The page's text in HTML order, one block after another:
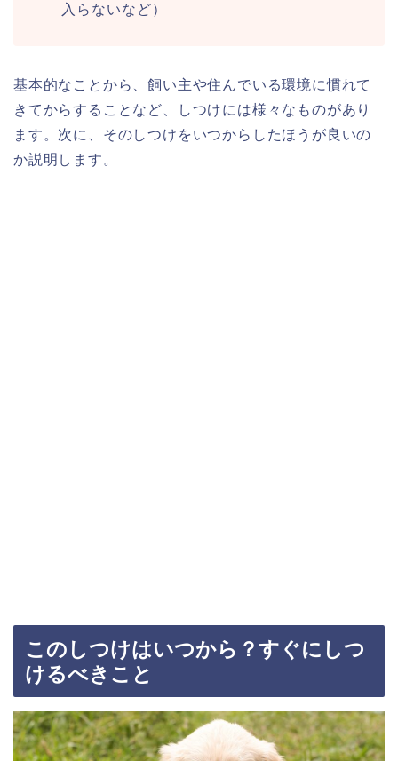
入らないなど）
基本的なことから、飼い主や住んでいる環境に慣れて
きてからすることなど、しつけには様々なものがあり
ます。次に、そのしつけをいつからしたほうが良いの
か説明します。
このしつけはいつから？すぐにしつ
けるべきこと